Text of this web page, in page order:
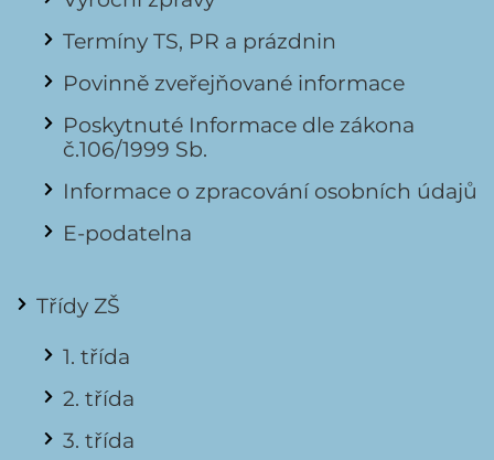
Termíny TS, PR a prázdnin
Povinně zveřejňované informace
Poskytnuté Informace dle zákona
č.106/1999 Sb.
Informace o zpracování osobních údajů
E-podatelna
Třídy ZŠ
1. třída
2. třída
3. třída